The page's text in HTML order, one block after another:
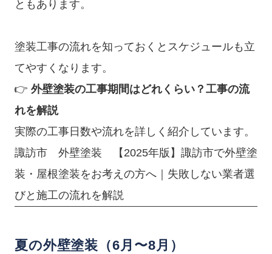
ともあります。
塗装工事の流れを知っておくとスケジュールも立
てやすくなります。
👉 外壁塗装の工事期間はどれくらい？工事の流
れを解説
実際の工事日数や流れを詳しく紹介しています。
諏訪市 外壁塗装 【2025年版】諏訪市で外壁塗
装・屋根塗装をお考えの方へ｜失敗しない業者選
びと施工の流れを解説
夏の外壁塗装（6月〜8月）